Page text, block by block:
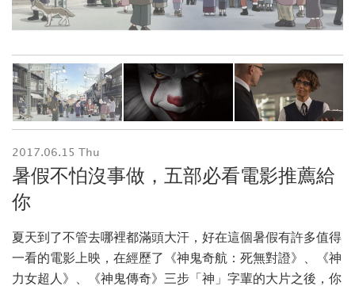
2017.06.15 Thu
暑假不怕沒事做，五部必看電影推薦給
你
夏天到了不管去哪裡都滿頭大汗，好在這個暑假有許多值得
一看的電影上映，在經歷了《神鬼奇航：死無對證》、《神
力女超人》、《神鬼傳奇》三步「神」字輩的大片之後，你